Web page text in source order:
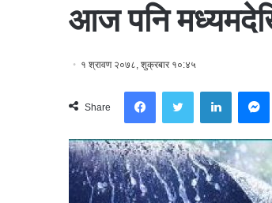
आज पनि मध्यमदेखि
१ श्रावण २०७८, शुक्रबार १०:४५
Share